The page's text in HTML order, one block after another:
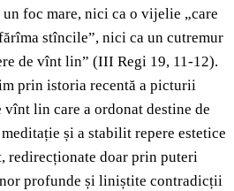
foc mare, nici ca o vijelie „care
stîncile”, nici ca un cutremur
de vînt lin” (III Regi 19, 11-12).
prin istoria recentă a picturii
vînt lin care a ordonat destine de
și a stabilit repere estetice
redirecționate doar prin puteri
profunde și liniștite contradicții